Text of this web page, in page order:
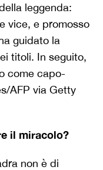
leggenda:
vice, e promosso
guidato la
titoli. In seguito,
come capo-
AFP via Getty
il miracolo?
non è di